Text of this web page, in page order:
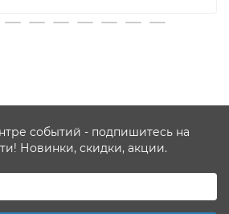
событий - подпишитесь на
Новинки, скидки, акции.